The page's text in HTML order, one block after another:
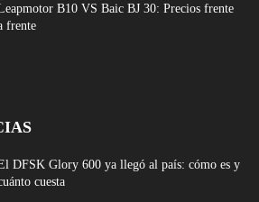
B10 VS Baic BJ 30: Precios frente
frente
DFSK Glory 600 ya llegó al país: cómo es y
cuesta